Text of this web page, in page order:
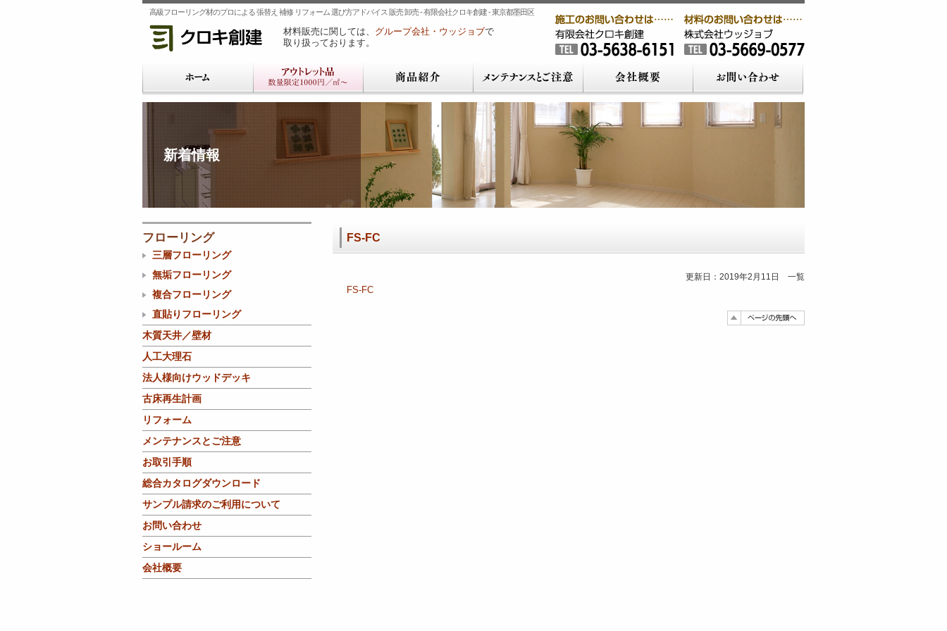
高級フローリング材のプロによる 張替え 補修 リフォーム 選び方アドバイス 販売 卸売 - 有限会社クロキ創建 - 東京都墨田区
材料販売に関しては、 グループ会社・ウッジョブで
取り扱っております。
新着情報
FS-FC
更新日：2019年2月11日 一覧
FS-FC
フローリング
三層フローリング
無垢フローリング
複合フローリング
直貼りフローリング
木質天井／壁材
人工大理石
法人様向けウッドデッキ
古床再生計画
リフォーム
メンテナンスとご注意
お取引手順
総合カタログダウンロード
サンプル請求のご利用について
お問い合わせ
ショールーム
会社概要